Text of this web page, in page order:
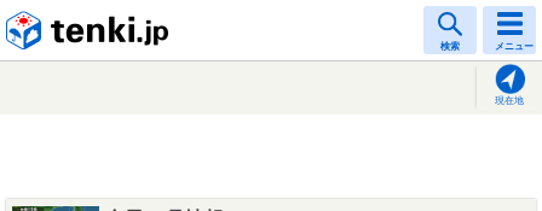
検索 メニュー
現在地